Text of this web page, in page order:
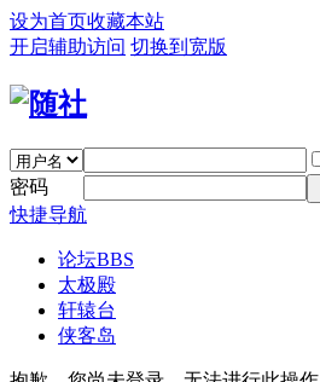
设为首页收藏本站
开启辅助访问 切换到宽版
密码
快捷导航
论坛BBS
太极殿
轩辕台
侠客岛